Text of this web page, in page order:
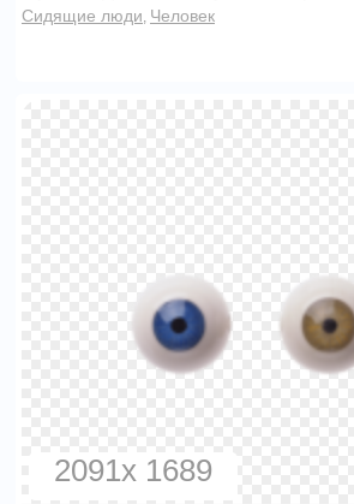
Сидящие люди Человек
2091x 1689